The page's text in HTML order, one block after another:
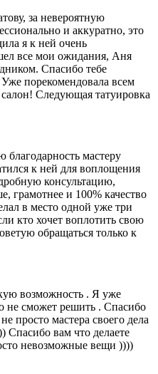
за невероятную
и аккуратно, это
я к ней очень
все мои ожидания, Аня
Спасибо тебе
порекомендовала всем
Следующая татуировка
мастеру
к ней для воплощения
консультацию,
грамотнее и 100% качество
в место одной уже три
кто хочет воплотить свою
обращаться только к
возможность . Я уже
не сможет решить . Спасибо
просто мастера своего дела
Спасибо вам что делаете
невозможные вещи ))))